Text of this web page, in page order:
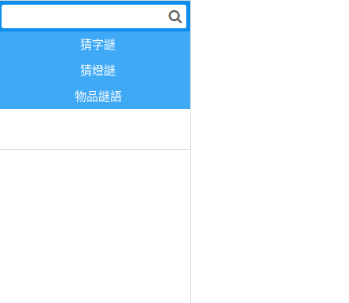
猜字謎
猜燈謎
物品謎語